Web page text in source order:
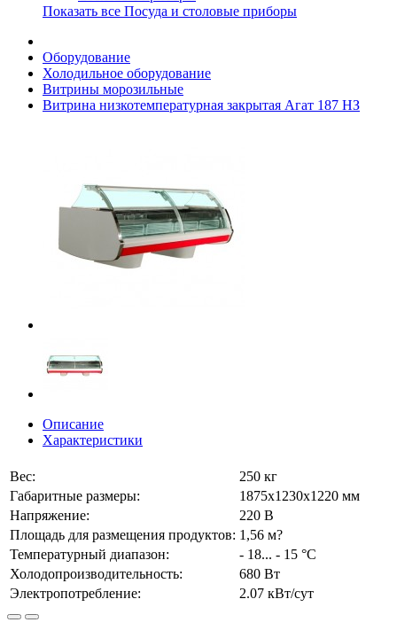
Показать все Посуда и столовые приборы
Оборудование
Холодильное оборудование
Витрины морозильные
Витрина низкотемпературная закрытая Агат 187 НЗ
Описание
Характеристики
Вес:
250 кг
Габаритные размеры:
1875х1230х1220 мм
Напряжение:
220 В
Площадь для размещения продуктов: 1,56 м?
Температурный диапазон:
- 18... - 15 °C
Холодопроизводительность:
680 Вт
Электропотребление:
2.07 кВт/сут